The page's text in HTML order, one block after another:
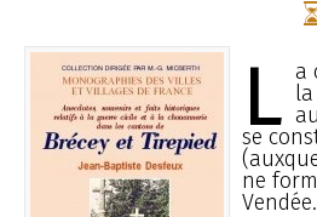
L a
se
ne
Vendée.